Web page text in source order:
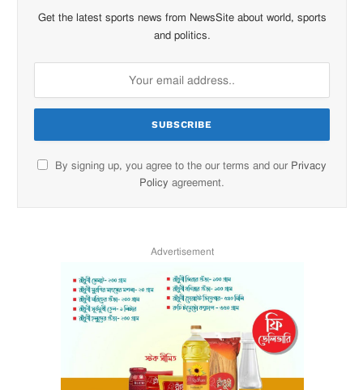
Get the latest sports news from NewsSite about world, sports
and politics.
By signing up, you agree to the our terms and our Privacy
Policy agreement.
Advertisement